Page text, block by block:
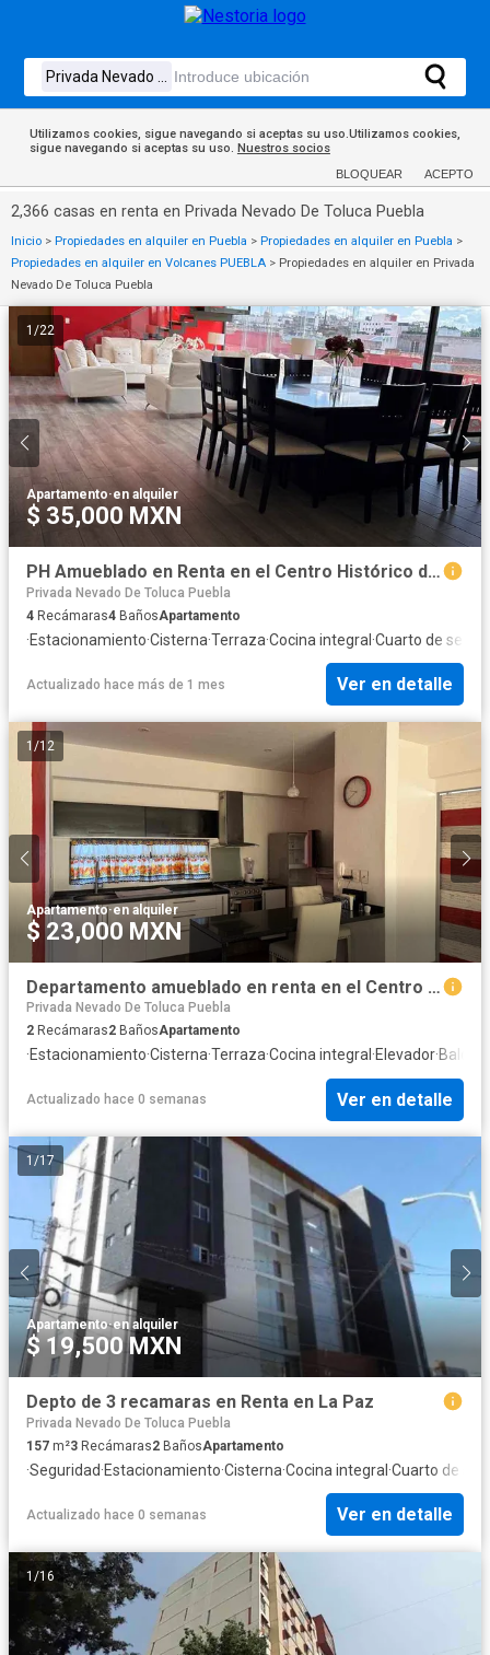
Utilizamos cookies, sigue navegando si aceptas su uso.Utilizamos cookies,
sigue navegando si aceptas su uso. Nuestros socios
BLOQUEAR ACEPTO
2,366 casas en renta en Privada Nevado De Toluca Puebla
Inicio > Propiedades en alquiler en Puebla > Propiedades en alquiler en Puebla >
Propiedades en alquiler en Volcanes PUEBLA > Propiedades en alquiler en Privada
Nevado De Toluca Puebla
1 /22
Apartamento·en alquiler
$ 35,000 MXN
PH Amueblado en Renta en el Centro Histórico de Puebla
Privada Nevado De Toluca Puebla
4 Recámaras4 BañosApartamento
·Estacionamiento·Cisterna·Terraza·Cocina integral ·Cuarto de
Actualizado hace más de 1 mes Ver en detalle
1 /12
Apartamento·en alquiler
$ 23,000 MXN
Departamento amueblado en renta en el Centro Histórico de Puebla
Privada Nevado De Toluca Puebla
2 Recámaras2 BañosApartamento
·Estacionamiento·Cisterna·Terraza·Cocina integral ·Elevador·Balcón
Actualizado hace 0 semanas Ver en detalle
1 /17
Apartamento·en alquiler
$ 19,500 MXN
Depto de 3 recamaras en Renta en La Paz
Privada Nevado De Toluca Puebla
157 m²3 Recámaras2 BañosApartamento
·Seguridad·Estacionamiento·Cisterna·Cocina integral ·Cuarto de
Actualizado hace 0 semanas Ver en detalle
1 /16